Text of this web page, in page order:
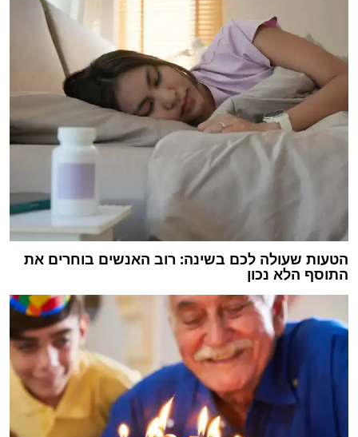
הטעות שעולה לכם בשינה: רוב האנשים בוחרים את
התוסף הלא נכון